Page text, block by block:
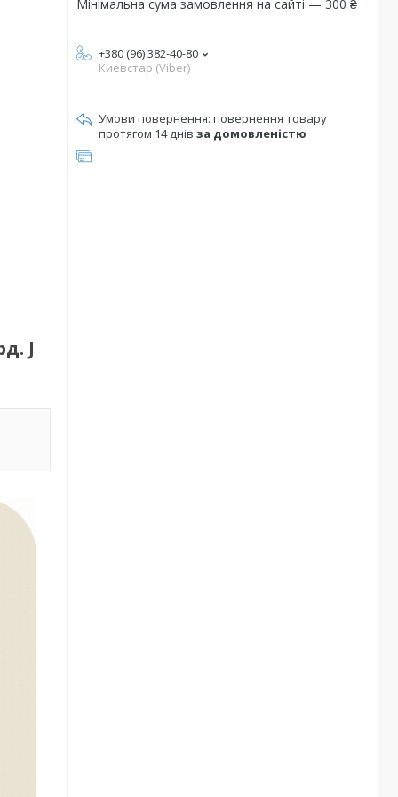
J
Мінімальна сума замовлення на сайті — 300 ₴
+380 (96) 382-40-80
Киевстар (Viber)
повернення товару
протягом 14 днів за домовленістю